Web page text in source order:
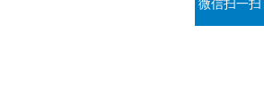
微信扫一扫